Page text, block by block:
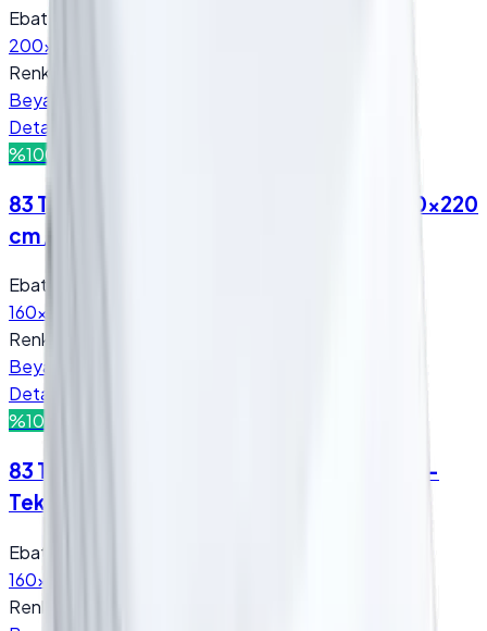
Ebat
200x220 cm
Renk
Beyaz
Detay
%100 Pamuk
83 Tel Nevresim - (Sadece Nevresim) - 160x220
cm / Beyaz
Ebat
160x220 cm
Renk
Beyaz
Detay
%100 Pamuk
83 Tel Otel Nevresim - (Sadece Nevresim) -
Tek Kişilik - 160x220 cm / Beyaz
Ebat
160x220 cm
Renk